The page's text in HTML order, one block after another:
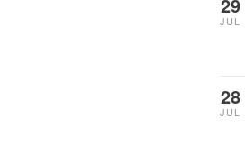
JUL
28
JUL